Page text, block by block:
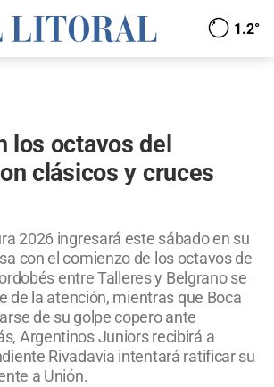
1.2°
los octavos del
clásicos y cruces
2026 ingresará este sábado en su
con el comienzo de los octavos de
entre Talleres y Belgrano se
de la atención, mientras que Boca
de su golpe copero ante
Argentinos Juniors recibirá a
Rivadavia intentará ratificar su
a Unión.